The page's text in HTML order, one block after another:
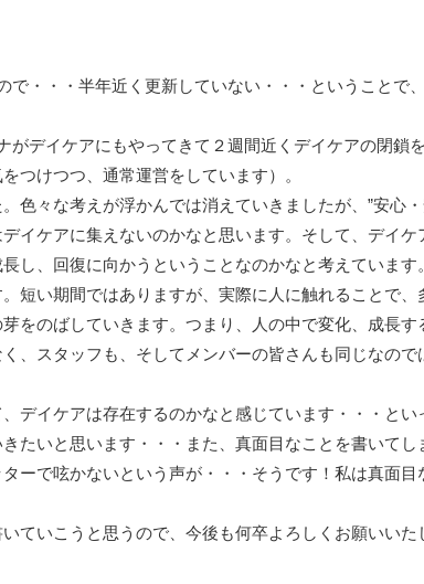
で・・・半年近く更新していない・・・ということで
がデイケアにもやってきて２週間近くデイケアの閉鎖
つけつつ、通常運営をしています）。
色々な考えが浮かんでは消えていきましたが、”安心
イケアに集えないのかなと思います。そして、デイケ
し、回復に向かうということなのかなと考えています。
短い期間ではありますが、実際に人に触れることで、
をのばしていきます。つまり、人の中で変化、成長す
、スタッフも、そしてメンバーの皆さんも同じなので
デイケアは存在するのかなと感じています・・・とい
たいと思います・・・また、真面目なことを書いてし
ーで呟かないという声が・・・そうです！私は真面目
ていこうと思うので、今後も何卒よろしくお願いいた